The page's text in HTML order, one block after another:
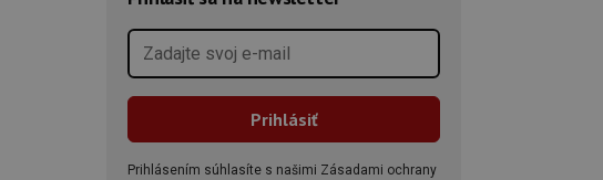
Prihlásením súhlasíte s našimi Zásadami ochrany